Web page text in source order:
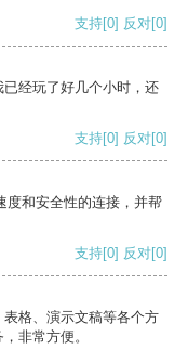
支持[0] 反对[0]
经玩了好几个小时，还
支持[0] 反对[0]
度和安全性的连接，并帮
支持[0] 反对[0]
格、演示文稿等各个方
非常方便。